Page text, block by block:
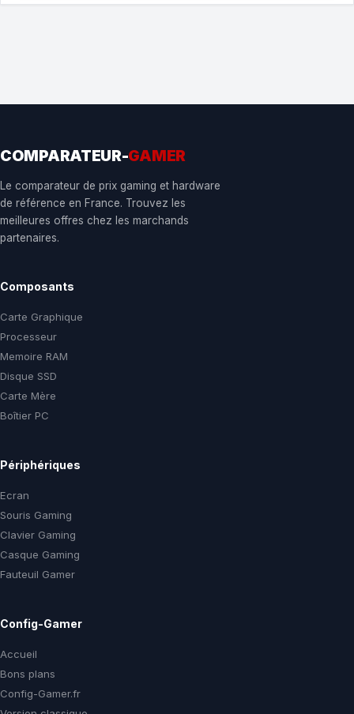
COMPARATEUR-GAMER
Le comparateur de prix gaming et hardware
de référence en France. Trouvez les
meilleures offres chez les marchands
partenaires.
Composants
Carte Graphique
Processeur
Memoire RAM
Disque SSD
Carte Mère
Boîtier PC
Périphériques
Ecran
Souris Gaming
Clavier Gaming
Casque Gaming
Fauteuil Gamer
Config-Gamer
Accueil
Bons plans
Config-Gamer.fr